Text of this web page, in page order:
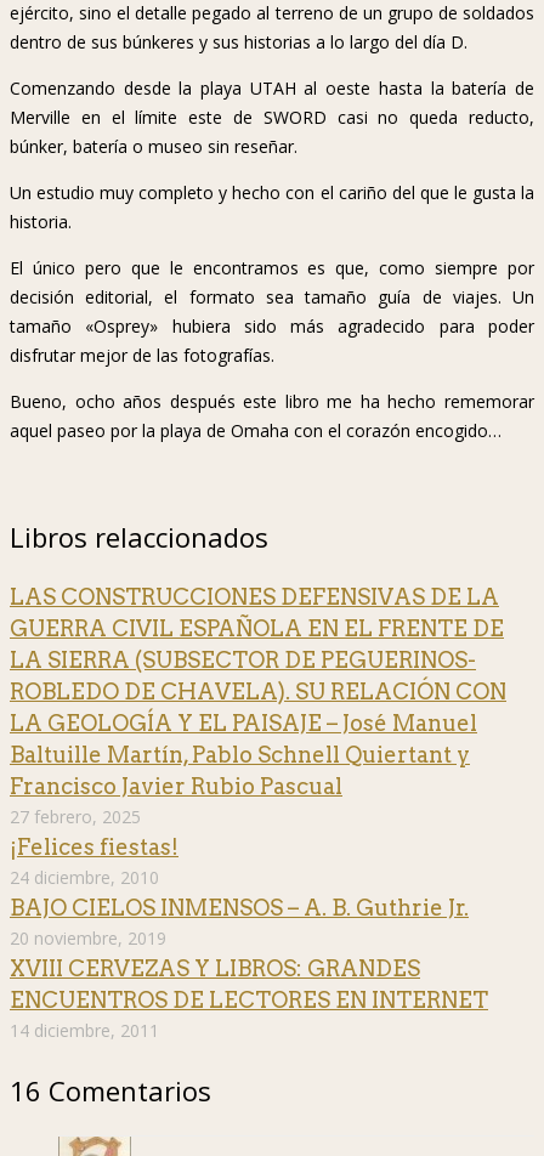
ejército, sino el detalle pegado al terreno de un grupo de soldados
dentro de sus búnkeres y sus historias a lo largo del día D.
Comenzando desde la playa UTAH al oeste hasta la batería de
Merville en el límite este de SWORD casi no queda reducto,
búnker, batería o museo sin reseñar.
Un estudio muy completo y hecho con el cariño del que le gusta la
historia.
El único pero que le encontramos es que, como siempre por
decisión editorial, el formato sea tamaño guía de viajes. Un
tamaño «Osprey» hubiera sido más agradecido para poder
disfrutar mejor de las fotografías.
Bueno, ocho años después este libro me ha hecho rememorar
aquel paseo por la playa de Omaha con el corazón encogido…
Libros relaccionados
LAS CONSTRUCCIONES DEFENSIVAS DE LA
GUERRA CIVIL ESPAÑOLA EN EL FRENTE DE
LA SIERRA (SUBSECTOR DE PEGUERINOS-
ROBLEDO DE CHAVELA). SU RELACIÓN CON
LA GEOLOGÍA Y EL PAISAJE – José Manuel
Baltuille Martín, Pablo Schnell Quiertant y
Francisco Javier Rubio Pascual
27 febrero, 2025
¡Felices fiestas!
24 diciembre, 2010
BAJO CIELOS INMENSOS – A. B. Guthrie Jr.
20 noviembre, 2019
XVIII CERVEZAS Y LIBROS: GRANDES
ENCUENTROS DE LECTORES EN INTERNET
14 diciembre, 2011
16 Comentarios